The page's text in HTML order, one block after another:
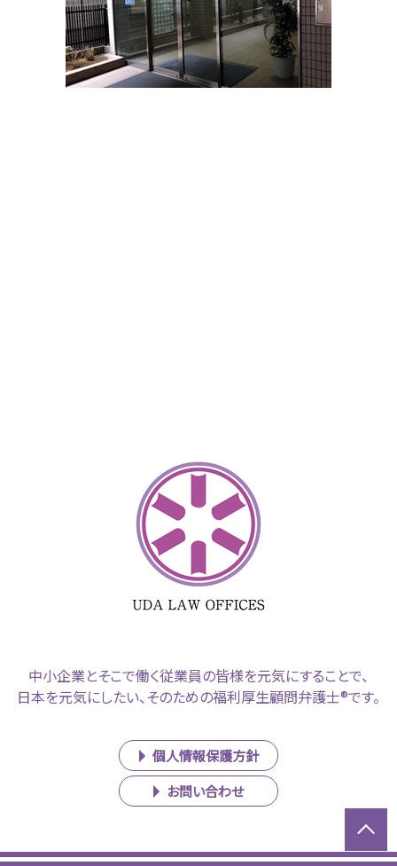
中小企業とそこで働く従業員の皆様を元気にすることで、
日本を元気にしたい、そのための福利厚生顧問弁護士®です。
個人情報保護方針
お問い合わせ